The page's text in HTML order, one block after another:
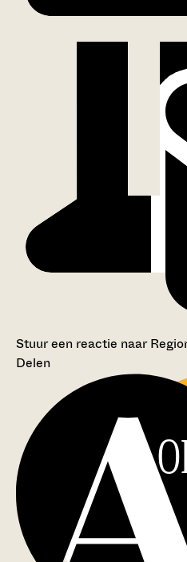
Stuur een reactie naar
Delen